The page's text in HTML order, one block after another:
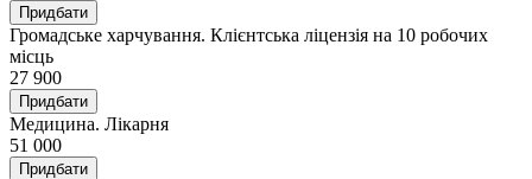
Придбати
Громадське харчування. Клієнтська ліцензія на 10 робочих
місць
27 900
Придбати
Медицина. Лікарня
51 000
Придбати